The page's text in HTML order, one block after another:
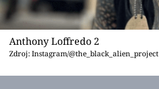
Anthony Loffredo 2
Zdroj: Instagram/@the_black_alien_project